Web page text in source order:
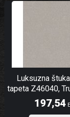
Luksuzna
tapeta Z46040,
Ljepilo
197,54